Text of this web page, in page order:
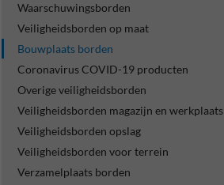
Waarschuwingsborden
Veiligheidsborden op maat
Bouwplaats borden
Coronavirus COVID-19 producten
Overige veiligheidsborden
Veiligheidsborden magazijn en werkplaats
Veiligheidsborden opslag
Veiligheidsborden voor terrein
Verzamelplaats borden